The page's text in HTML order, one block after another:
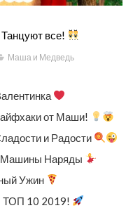
Танцуют все!
Маша и Медведь
от Маши!
и Радости
Машины Наряды
Ужин
ТОП 10 2019!